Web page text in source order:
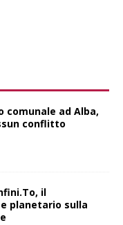
comunale ad Alba,
conflitto
il
planetario sulla